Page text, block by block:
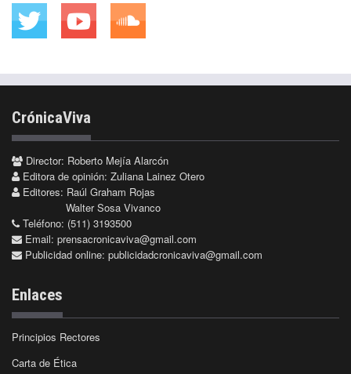
CrónicaViva
Director: Roberto Mejía Alarcón
Editora de opinión: Zuliana Lainez Otero
Editores: Raúl Graham Rojas
Walter Sosa Vivanco
Teléfono: (511) 3193500
Email: prensacronicaviva@gmail.com
Publicidad online: publicidadcronicaviva@gmail.com
Enlaces
Principios Rectores
Carta de Ética